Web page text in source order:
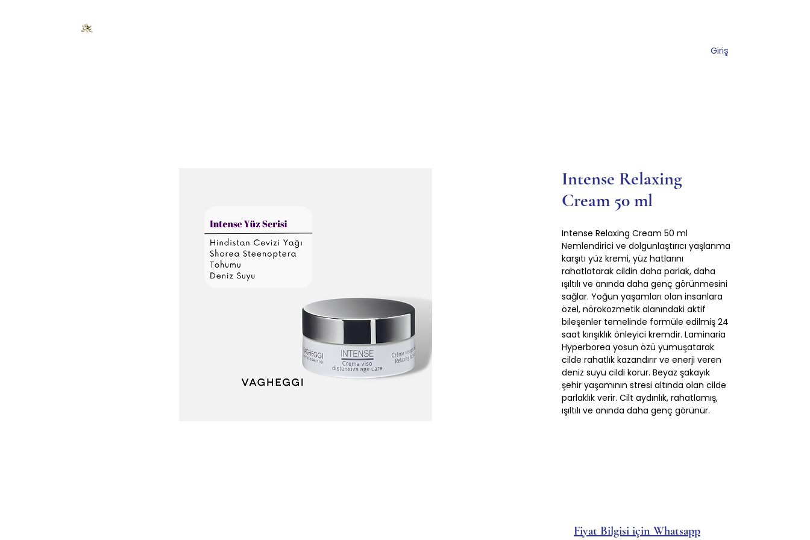
Giriş
Intense Relaxing
Cream 50 ml
Intense Relaxing Cream 50 ml
Nemlendirici ve dolgunlaştırıcı yaşlanma
karşıtı yüz kremi, yüz hatlarını
rahatlatarak cildin daha parlak, daha
ışıltılı ve anında daha genç görünmesini
sağlar. Yoğun yaşamları olan insanlara
özel, nörokozmetik alanındaki aktif
bileşenler temelinde formüle edilmiş 24
saat kırışıklık önleyici kremdir. Laminaria
Hyperborea yosun özü yumuşatarak
cilde rahatlık kazandırır ve enerji veren
deniz suyu cildi korur. Beyaz şakayık
şehir yaşamının stresi altında olan cilde
parlaklık verir. Cilt aydınlık, rahatlamış,
ışıltılı ve anında daha genç görünür.
Fiyat Bilgisi için Whatsapp